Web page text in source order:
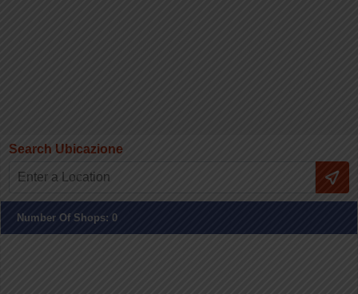
Search Ubicazione
Number Of Shops: 0